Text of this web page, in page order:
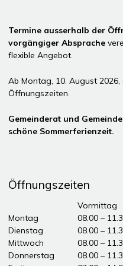
Termine ausserhalb der
vorgängiger Absprache
flexible Angebot.
Ab Montag, 10. August
Öffnungszeiten.
Gemeinderat und
schöne Sommerferienzeit.
Öffnungszeiten
ÖffnungszeitenVormittag
Montag
08.00 –
Dienstag
08.00 –
Mittwoch
08.00 –
Donnerstag
08.00 –